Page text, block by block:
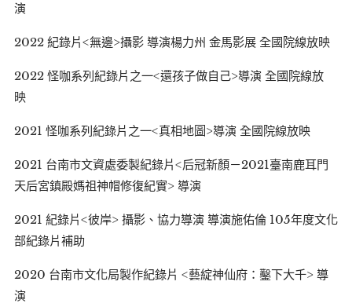
演
2022 紀錄片<無邊>攝影 導演楊力州 金馬影展 全國院線放映
2022 怪咖系列紀錄片之一<還孩子做自己>導演 全國院線放
映
2021 怪咖系列紀錄片之一<真相地圖>導演 全國院線放映
2021 台南市文資處委製紀錄片<后冠新顏－2021臺南鹿耳門
天后宮鎮殿媽祖神帽修復紀實> 導演
2021 紀錄片<彼岸> 攝影、協力導演 導演施佑倫 105年度文化
部紀錄片補助
2020 台南市文化局製作紀錄片 <藝綻神仙府：鑿下大千> 導
演